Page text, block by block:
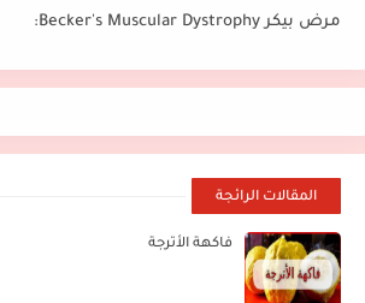
مرض بيكر Becker's Muscular Dystrophy:
المقالات الرائجة
فاكهة الأترجة